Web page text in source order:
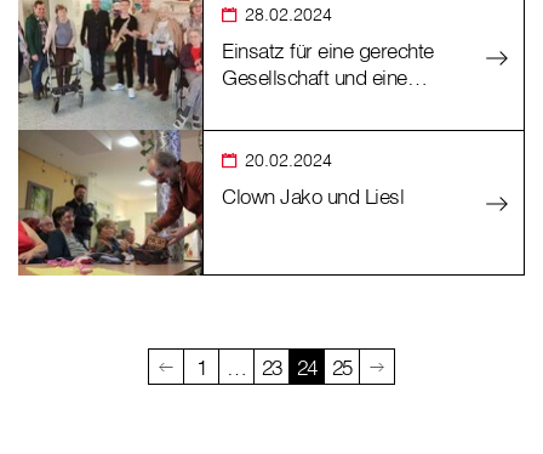
28.02.2024
Einsatz für eine gerechte
Gesellschaft und eine…
20.02.2024
Clown Jako und Liesl
1 … 23 24 25